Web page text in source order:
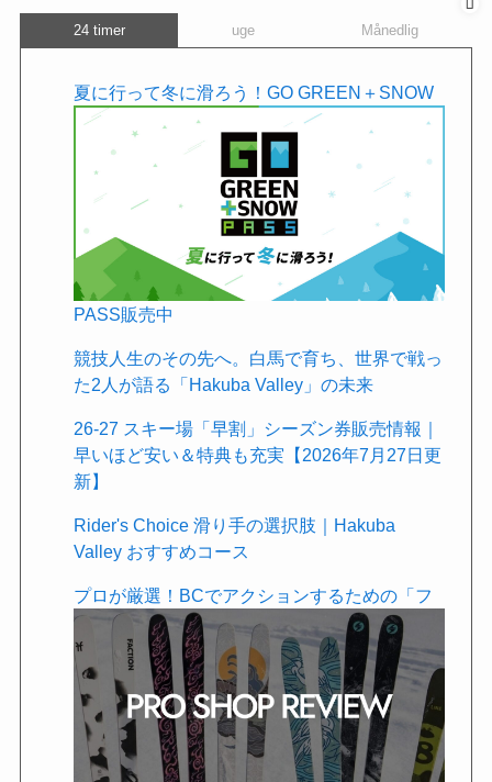
24 timer uge Månedlig
夏に行って冬に滑ろう！GO GREEN＋SNOW
PASS販売中
競技人生のその先へ。白馬で育ち、世界で戦っ
た2人が語る「Hakuba Valley」の未来
26-27 スキー場「早割」シーズン券販売情報｜
早いほど安い＆特典も充実【2026年7月27日更
新】
Rider's Choice 滑り手の選択肢｜Hakuba
Valley おすすめコース
プロが厳選！BCでアクションするための「フ